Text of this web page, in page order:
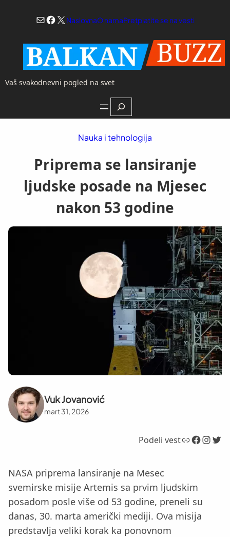
Mail
Facebook
X NaslovnaO namaPretplatite se na vesti
Vaš svakodnevni pogled na svet
Search
Nauka i tehnologija
Priprema se lansiranje
ljudske posade na Mjesec
nakon 53 godine
Vuk Jovanović
mart 31, 2026
Podeli vestLink Facebook InstagramTwitter
NASA priprema lansiranje na Mesec
svemirske misije Artemis sa prvim ljudskim
posadom posle više od 53 godine, preneli su
danas, 30. marta američki mediji. Ova misija
predstavlja veliki korak ka ponovnom